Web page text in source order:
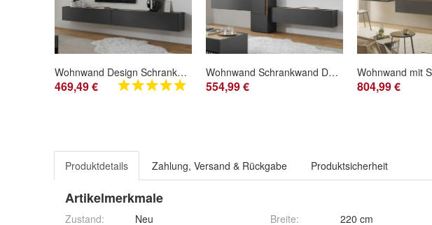
Wohnwand Design Schrankwand modern grau und Eiche 300 cm Wohnzimmer Möbel Center
469,49 €
Wohnwand Schrankwand Design Modern Wohnzimmer Kombination grau und Eiche Center
554,99 € 804,99 €
Produktdetails Zahlung, Versand & Rückgabe Produktsicherheit
Artikelmerkmale
Zustand:
Neu
Breite:
220 cm